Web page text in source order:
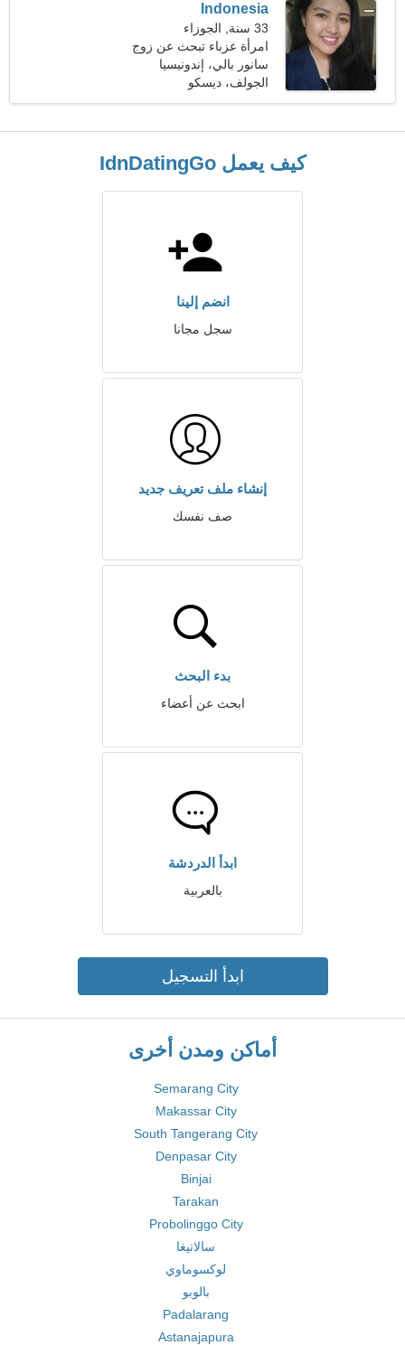
Indonesia
33 سنة, الجوزاء
امرأة عزباء تبحث عن زوج
سانور بالي، إندونيسيا
الجولف، ديسكو
كيف يعمل IdnDatingGo
انضم إلينا
سجل مجانا
إنشاء ملف تعريف جديد
صف نفسك
بدء البحث
ابحث عن أعضاء
ابدأ الدردشة
بالعربية
ابدأ التسجيل
أماكن ومدن أخرى
Semarang City
Makassar City
South Tangerang City
Denpasar City
Binjai
Tarakan
Probolinggo City
سالاتيغا
لوكسوماوي
بالوبو
Padalarang
Astanajapura